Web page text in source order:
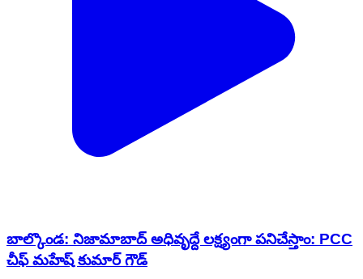
బాల్కొండ: నిజామాబాద్ అధివృద్దే లక్ష్యంగా పనిచేస్తాం: PCC
చీఫ్ మహేష్ కుమార్ గౌడ్